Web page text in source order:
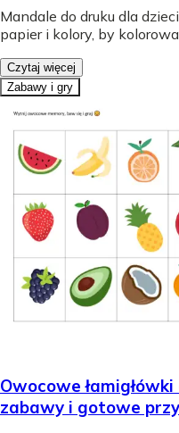
Mandale do druku dla
papier i kolory, by
Czytaj więcej
Zabawy i gry
Owocowe
zabawy i gotowe